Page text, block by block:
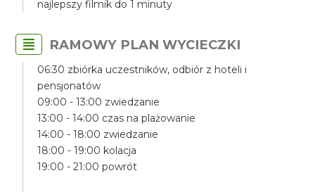
najlepszy filmik do 1 minuty
RAMOWY PLAN WYCIECZKI
06:30 zbiórka uczestników, odbiór z hoteli i
pensjonatów
09:00 - 13:00 zwiedzanie
13:00 - 14:00 czas na plażowanie
14:00 - 18:00 zwiedzanie
18:00 - 19:00 kolacja
19:00 - 21:00 powrót